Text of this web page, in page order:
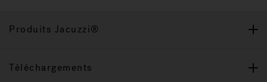
Produits Jacuzzi®
Téléchargements